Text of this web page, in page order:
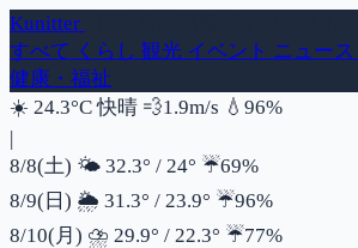
Kunitter
すべて くらし 観光 イベント ニュース
健康・福祉
☀️ 24.3°C 快晴 💨風速
1.9m/s 💧 湿度
96%
|
8/8(土) 🌤️ 32.3° / 24° ☔降水確率
69%
8/9(日) 🌦️ 31.3° / 23.9° ☔降水確率
96%
8/10(月) ⛈️ 29.9° / 22.3° ☔降水確率
77%